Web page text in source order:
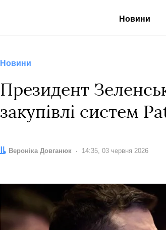
Новини
Новини
Президент
закупівлі систем
Автор:
Вероніка Довганюк Дата:
14:35, 03 червня 2026